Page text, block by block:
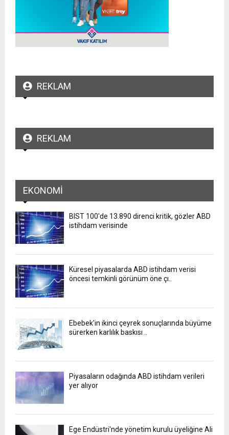
REKLAM
REKLAM
EKONOMI
BIST 100'de 13.890 direnci kritik, gözler ABD
istihdam verisinde
Küresel piyasalarda ABD istihdam verisi
öncesi temkinli görünüm öne çı..
Ebebek'in ikinci çeyrek sonuçlarında büyüme
sürerken karlılık baskısı ..
Piyasaların odağında ABD istihdam verileri
yer alıyor
Ege Endüstri'nde yönetim kurulu üyeliğine Ali